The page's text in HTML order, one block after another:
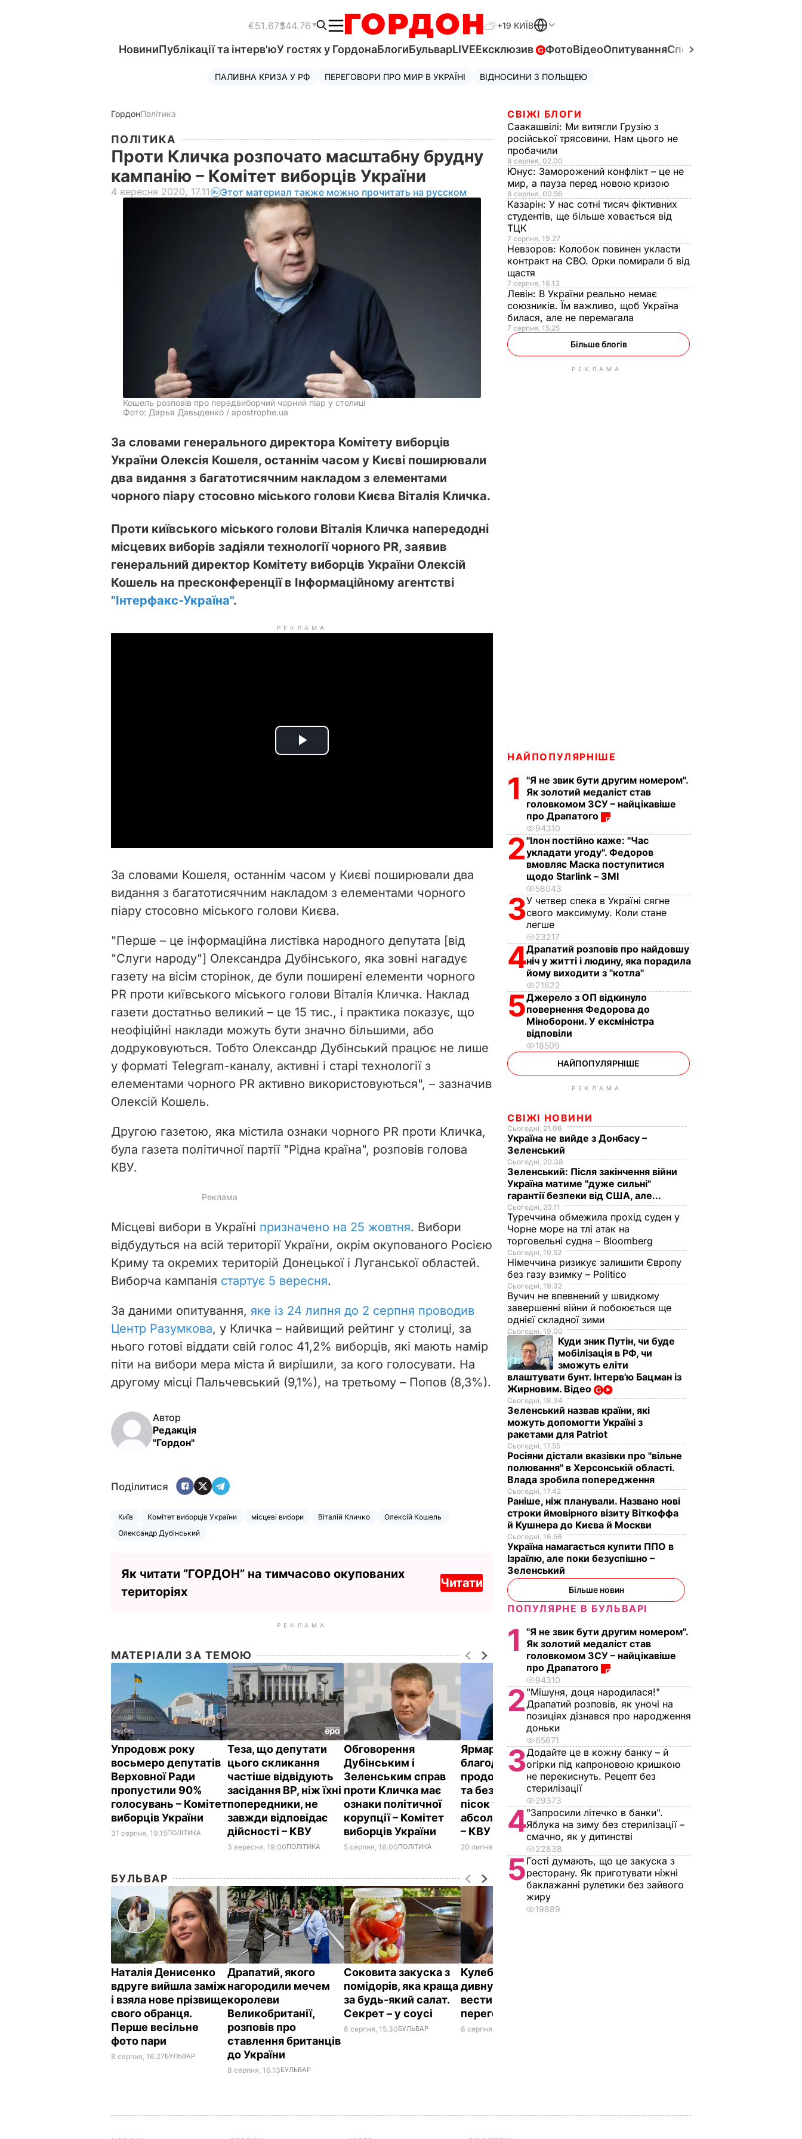
€51.67$44.76 +19 КИЇВ
НовиниПублікації та інтерв'юУ гостях у ГордонаБлогиБульварLIVEЕксклюзив ФотоВідеоОпитуванняСпецпроєкти
ПАЛИВНА КРИЗА У РФ ПЕРЕГОВОРИ ПРО МИР В УКРАЇНІ ВІДНОСИНИ З ПОЛЬЩЕЮ
ГордонПолітика
ПОЛІТИКА
Проти Кличка розпочато масштабну брудну
кампанію – Комітет виборців України
4 вересня 2020, 17.11 Этот материал также можно прочитать на русском
Кошель розповів про передвиборчий чорний піар у столиці
Фото: Дарья Давыденко / apostrophe.ua
За словами генерального директора Комітету виборців
України Олексія Кошеля, останнім часом у Києві поширювали
два видання з багатотисячним накладом з елементами
чорного піару стосовно міського голови Києва Віталія Кличка.
Проти київського міського голови Віталія Кличка напередодні
місцевих виборів задіяли технології чорного PR, заявив
генеральний директор Комітету виборців України Олексій
Кошель на пресконференції в Інформаційному агентстві
"Інтерфакс-Україна".
РЕКЛАМА
P
i
d
e
o
За словами Кошеля, останнім часом у Києві поширювали два
видання з багатотисячним накладом з елементами чорного
піару стосовно міського голови Києва.
"Перше – це інформаційна листівка народного депутата [від
"Слуги народу"] Олександра Дубінського, яка зовні нагадує
газету на вісім сторінок, де були поширені елементи чорного
PR проти київського міського голови Віталія Кличка. Наклад
газети достатньо великий – це 15 тис., і практика показує, що
неофіційні наклади можуть бути значно більшими, або
додруковуються. Тобто Олександр Дубінський працює не лише
у форматі Telegram-каналу, активні і старі технології з
елементами чорного PR активно використовуються", – зазначив
Олексій Кошель.
Другою газетою, яка містила ознаки чорного PR проти Кличка,
була газета політичної партії "Рідна країна", розповів голова
КВУ.
Місцеві вибори в Україні призначено на 25 жовтня. Вибори
відбудуться на всій території України, окрім окупованого Росією
Криму та окремих територій Донецької і Луганської областей.
Виборча кампанія стартує 5 вересня.
За даними опитування, яке із 24 липня до 2 серпня проводив
Центр Разумкова, у Кличка – найвищий рейтинг у столиці, за
нього готові віддати свій голос 41,2% виборців, які мають намір
піти на вибори мера міста й вирішили, за кого голосувати. На
другому місці Пальчевський (9,1%), на третьому – Попов (8,3%).
Автор
Редакція
"Гордон"
Поділитися
Київ Комітет виборців України місцеві вибори Віталій Кличко
Олексій Кошель
Олександр Дубінський
Як читати ”ГОРДОН” на тимчасово окупованих
територіях
Читати
РЕКЛАМА
МАТЕРІАЛИ ЗА ТЕМОЮ
Упродовж року
восьмеро депутатів
Верховної Ради
пропустили 90%
голосувань – Комітет
виборців України
31 серпня, 19.15ПОЛІТИКА
Теза, що депутати
цього скликання
частіше відвідують
засідання ВР, ніж їхні
попередники, не
завжди відповідає
дійсності – КВУ
3 вересня, 19.00ПОЛІТИКА
Обговорення
Дубінським і
Зеленським справ
проти Кличка має
ознаки політичної
корупції – Комітет
виборців України
5 серпня, 18.00ПОЛІТИКА
Ярмарок
благодійності,
продовольчі набори
та безкоштовний
пісок у пісочницях
абсолютно легальні
– КВУ
20 липня, 16.58 ПОЛІТИКА
БУЛЬВАР
Наталія Денисенко
вдруге вийшла заміж
і взяла нове прізвище
свого обранця.
Перше весільне
фото пари
8 серпня, 16.27БУЛЬВАР
Драпатий, якого
нагородили мечем
королеви
Великобританії,
розповів про
ставлення британців
до України
8 серпня, 16.13БУЛЬВАР
Соковита закуска з
помідорів, яка краща
за будь-який салат.
Секрет – у соусі
8 серпня, 15.30БУЛЬВАР
Кулеба розповів про
дивну манеру Путіна
вести телефонні
переговори
8 серпня, 10.25
СВІЖІ БЛОГИ
Саакашвілі: Ми витягли Грузію з
російської трясовини. Нам цього не
пробачили
8 серпня, 02.00
Юнус: Заморожений конфлікт – це не
мир, а пауза перед новою кризою
8 серпня, 00.56
Казарін: У нас сотні тисяч фіктивних
студентів, ще більше ховається від
ТЦК
7 серпня, 19.27
Невзоров: Колобок повинен укласти
контракт на СВО. Орки помирали б від
щастя
7 серпня, 16.13
Левін: В України реально немає
союзників. Їм важливо, щоб Україна
билася, але не перемагала
7 серпня, 15.25
Більше блогів
РЕКЛАМА
НАЙПОПУЛЯРНІШЕ
1
"Я не звик бути другим номером".
Як золотий медаліст став
головкомом ЗСУ – найцікавіше
про Драпатого
94310
2"Ілон постійно каже: "Час
укладати угоду". Федоров
вмовляє Маска поступитися
щодо Starlink – ЗМІ
58043
3У четвер спека в Україні сягне
свого максимуму. Коли стане
легше
23217
4Драпатий розповів про найдовшу
ніч у житті і людину, яка порадила
йому виходити з "котла"
21622
5Джерело з ОП відкинуло
повернення Федорова до
Міноборони. У ексміністра
відповіли
18509
НАЙПОПУЛЯРНІШЕ
РЕКЛАМА
СВІЖІ НОВИНИ
Сьогодні, 21.06
Україна не вийде з Донбасу –
Зеленський
Сьогодні, 20.38
Зеленський: Після закінчення війни
Україна матиме "дуже сильні"
гарантії безпеки від США, але...
Сьогодні, 20.11
Туреччина обмежила прохід суден у
Чорне море на тлі атак на
торговельні судна – Bloomberg
Сьогодні, 19.52
Німеччина ризикує залишити Європу
без газу взимку – Politico
Сьогодні, 19.32
Вучич не впевнений у швидкому
завершенні війни й побоюється ще
однієї складної зими
Сьогодні, 19.00
Куди зник Путін, чи буде
мобілізація в РФ, чи
зможуть еліти
влаштувати бунт. Інтерв'ю Бацман із
Жирновим. Відео
Сьогодні, 18.34
Зеленський назвав країни, які
можуть допомогти Україні з
ракетами для Patriot
Сьогодні, 17.55
Росіяни дістали вказівки про "вільне
полювання" в Херсонській області.
Влада зробила попередження
Сьогодні, 17.42
Раніше, ніж планували. Названо нові
строки ймовірного візиту Віткоффа
й Кушнера до Києва й Москви
Сьогодні, 16.56
Україна намагається купити ППО в
Ізраїлю, але поки безуспішно –
Зеленський
Більше новин
ПОПУЛЯРНЕ В БУЛЬВАРІ
1
"Я не звик бути другим номером".
Як золотий медаліст став
головкомом ЗСУ – найцікавіше
про Драпатого
94310
2 "Мішуня, доця народилася!"
Драпатий розповів, як уночі на
позиціях дізнався про народження
доньки
65671
3Додайте це в кожну банку – й
огірки під капроновою кришкою
не перекиснуть. Рецепт без
стерилізації
29373
4"Запросили літечко в банки".
Яблука на зиму без стерилізації –
смачно, як у дитинстві
22838
5Гості думають, що це закуска з
ресторану. Як приготувати ніжні
баклажанні рулетики без зайвого
жиру
19889